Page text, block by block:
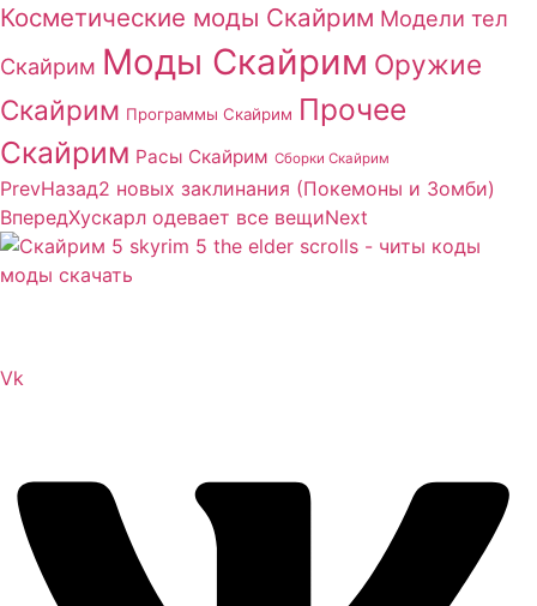
Косметические моды Скайрим Модели тел
Скайрим Моды Скайрим Оружие
Скайрим Программы Скайрим Прочее
Скайрим Расы Скайрим Сборки Скайрим
PrevНазад2 новых заклинания (Покемоны и Зомби)
ВпередХускарл одевает все вещиNext
Vk